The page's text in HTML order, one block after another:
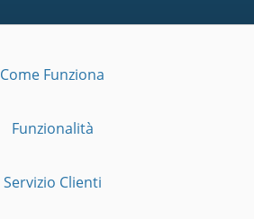
Come Funziona
Funzionalità
Servizio Clienti